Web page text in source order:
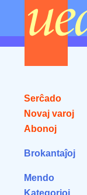
Serĉado
Novaj varoj
Abonoj
Brokantaĵoj
Mendo
Kategorioj